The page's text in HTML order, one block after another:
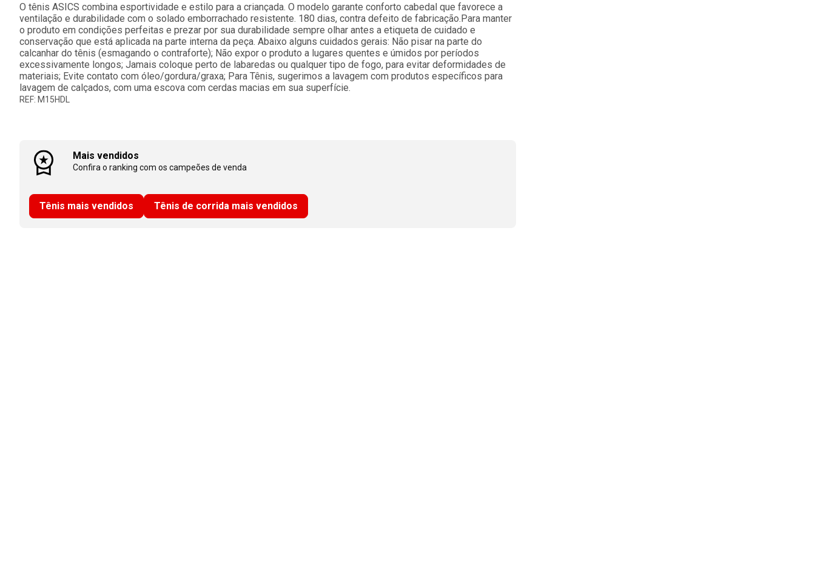
O tênis ASICS combina esportividade e estilo para a criançada. O modelo garante conforto cabedal que favorece a
ventilação e durabilidade com o solado emborrachado resistente. 180 dias, contra defeito de fabricação.Para manter
o produto em condições perfeitas e prezar por sua durabilidade sempre olhar antes a etiqueta de cuidado e
conservação que está aplicada na parte interna da peça. Abaixo alguns cuidados gerais: Não pisar na parte do
calcanhar do tênis (esmagando o contraforte); Não expor o produto a lugares quentes e úmidos por períodos
excessivamente longos; Jamais coloque perto de labaredas ou qualquer tipo de fogo, para evitar deformidades de
materiais; Evite contato com óleo/gordura/graxa; Para Tênis, sugerimos a lavagem com produtos específicos para
lavagem de calçados, com uma escova com cerdas macias em sua superfície.
REF: M15HDL
Mais vendidos
Confira o ranking com os campeões de venda
Tênis mais vendidos Tênis de corrida mais vendidos